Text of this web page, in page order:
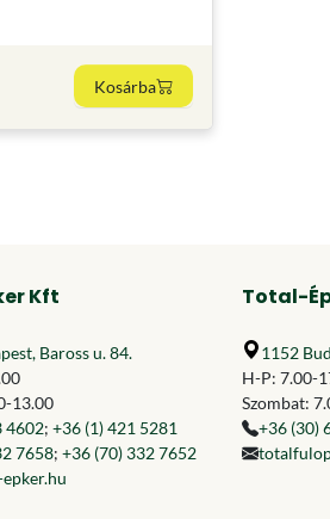
Kosárba
Kft
Baross u. 84.
13.00
4602; +36 (1) 421 5281
7658; +36 (70) 332 7652
Total-
1152
H-P: 7.00-
Szombat:
+36 (30)